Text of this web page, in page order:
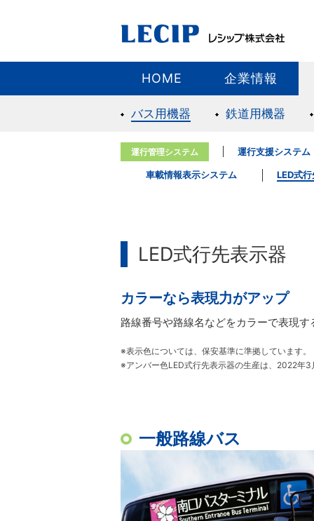
HOME 企業情報
バス用機器 鉄道用機器
運行管理システム 運行支援システム
車載情報表示システム LED式
LED式行先表示器
カラーなら表現力がアップ
路線番号や路線名などをカラーで表現
※表示色については、保安基準に準拠しています。
※アンバー色LED式行先表示器の生産は、2022年
一般路線バス